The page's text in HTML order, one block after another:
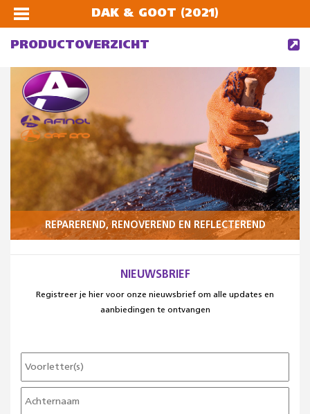
DAK & GOOT (2021)
PRODUCTOVERZICHT
REPAREREND, RENOVEREND EN REFLECTEREND
NIEUWSBRIEF
Registreer je hier voor onze nieuwsbrief om alle updates en
aanbiedingen te ontvangen